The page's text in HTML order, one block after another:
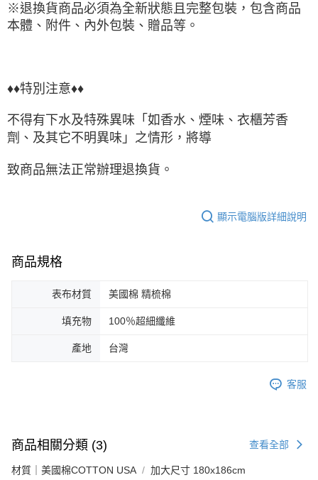
※退換貨商品必須為全新狀態且完整包裝，包含商品
本體、附件、內外包裝、贈品等。
♦♦特別注意♦♦
不得有下水及特殊異味「如香水、煙味、衣櫃芳香
劑、及其它不明異味」之情形，將導
致商品無法正常辦理退換貨。
顯示電腦版詳細說明
商品規格
表布材質 美國棉 精梳棉
填充物 100％超細纖維
產地 台灣
客服
商品相關分類 (3) 查看全部
材質｜美國棉COTTON USA 加大尺寸 180x186cm